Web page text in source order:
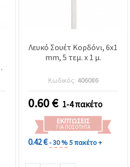
Λευκό Σουέτ Κορδόνι, 6x1
mm, 5 τεμ. x 1 μ.
Κωδικός: 406086
0.60€ 1-4 πακέτο
ΕΚΠΤΏΣΕΙΣ
ΓΙΑ ΠΟΣΌΤΗΤΑ
0.42 €- 30 %5 πακέτο +